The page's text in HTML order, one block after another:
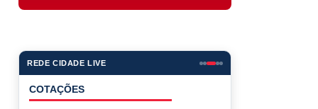
REDE CIDADE LIVE
COTAÇÕES